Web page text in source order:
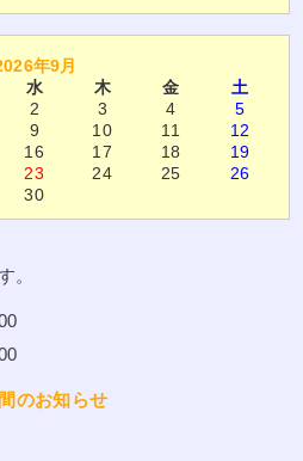
年9月
水 木 金
土
2 3 4
5
9 10 11
12
16 17 18
19
23 24 25
26
30
。
のお知らせ